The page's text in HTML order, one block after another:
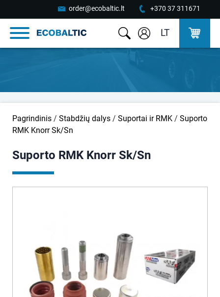
order@ecobaltic.lt +370 37 311671
LT
Pagrindinis / Stabdžių dalys / Suportai ir RMK / Suporto
RMK Knorr Sk/Sn
Suporto RMK Knorr Sk/Sn